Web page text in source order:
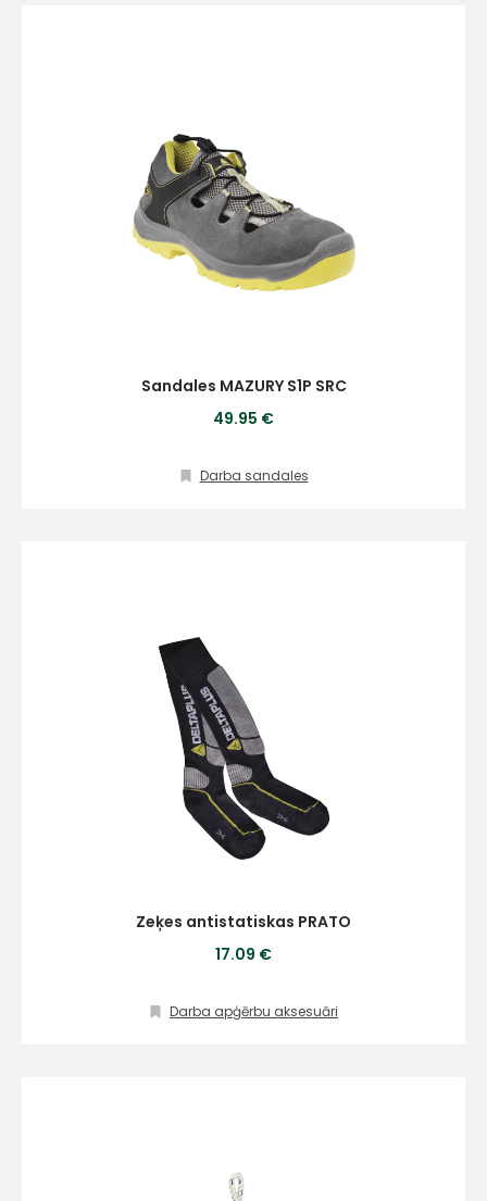
Sandales MAZURY S1P SRC
49.95 €
Darba sandales
Zeķes antistatiskas PRATO
17.09 €
Darba apģērbu aksesuāri